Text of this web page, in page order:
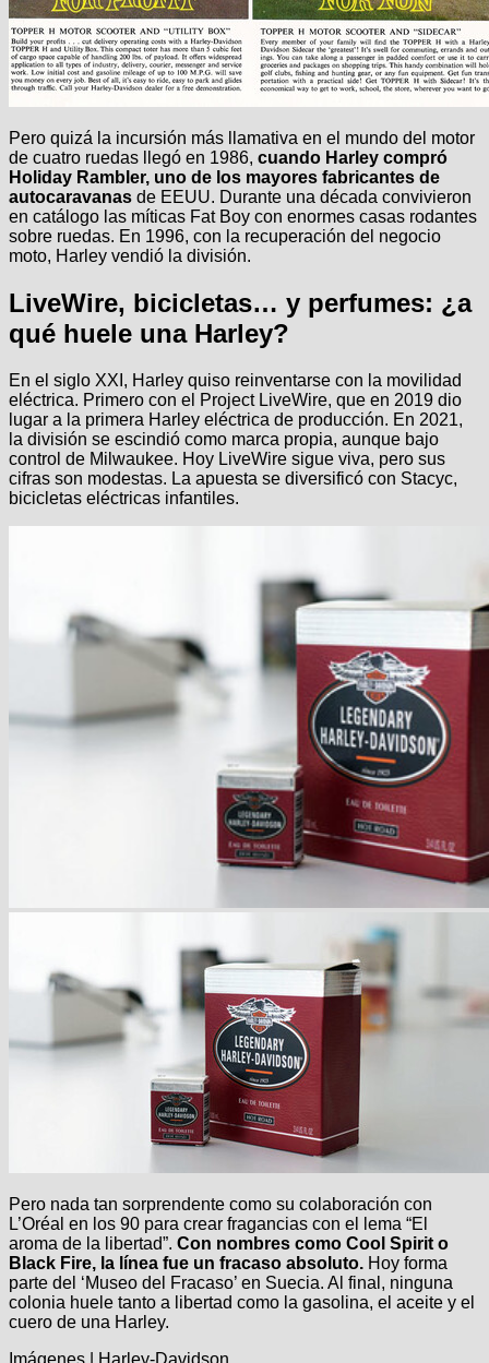
Pero quizá la incursión más llamativa en el mundo del motor
de cuatro ruedas llegó en 1986, cuando Harley compró
Holiday Rambler, uno de los mayores fabricantes de
autocaravanas de EEUU. Durante una década convivieron
en catálogo las míticas Fat Boy con enormes casas rodantes
sobre ruedas. En 1996, con la recuperación del negocio
moto, Harley vendió la división.
LiveWire, bicicletas… y perfumes: ¿a
qué huele una Harley?
En el siglo XXI, Harley quiso reinventarse con la movilidad
eléctrica. Primero con el Project LiveWire, que en 2019 dio
lugar a la primera Harley eléctrica de producción. En 2021,
la división se escindió como marca propia, aunque bajo
control de Milwaukee. Hoy LiveWire sigue viva, pero sus
cifras son modestas. La apuesta se diversificó con Stacyc,
bicicletas eléctricas infantiles.
Pero nada tan sorprendente como su colaboración con
L’Oréal en los 90 para crear fragancias con el lema “El
aroma de la libertad”. Con nombres como Cool Spirit o
Black Fire, la línea fue un fracaso absoluto. Hoy forma
parte del ‘Museo del Fracaso’ en Suecia. Al final, ninguna
colonia huele tanto a libertad como la gasolina, el aceite y el
cuero de una Harley.
Imágenes | Harley-Davidson